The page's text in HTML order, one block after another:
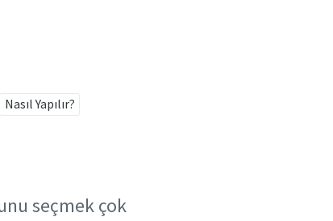
Nasıl Yapılır?
seçmek çok